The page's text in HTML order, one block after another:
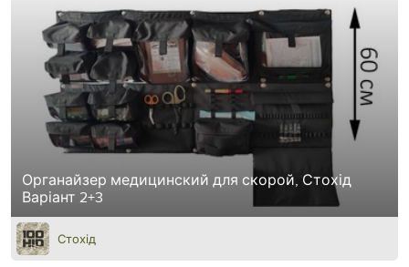
Органайзер медицинский для скорой, Стохід
Варіант 2+3
Стохід